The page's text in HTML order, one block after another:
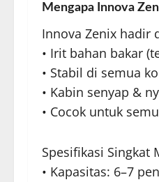
Mengapa Innova
Innova Zenix hadir
• Irit bahan bakar
• Stabil di semua
• Kabin senyap &
• Cocok untuk
Spesifikasi Singkat
• Kapasitas: 6–7